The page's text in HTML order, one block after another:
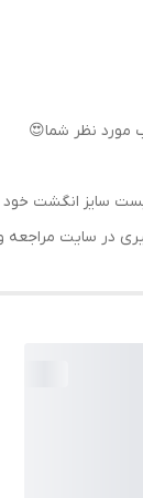
مورد نظر شما😍
کافیست سایز
در سایت